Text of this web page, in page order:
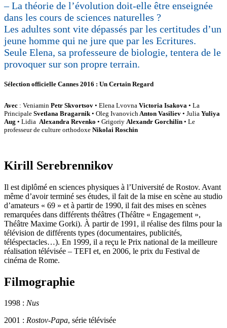
– La théorie de l’évolution doit-elle être enseignée
dans les cours de sciences naturelles ?
Les adultes sont vite dépassés par les certitudes d’un
jeune homme qui ne jure que par les Ecritures.
Seule Elena, sa professeure de biologie, tentera de le
provoquer sur son propre terrain.
Sélection officielle Cannes 2016 : Un Certain Regard
Avec : Veniamin Petr Skvortsov • Elena Lvovna Victoria Isakova • La
Principale Svetlana Bragarnik • Oleg Ivanovich Anton Vasiliev • Julia Yuliya
Aug • Lidia Alexandra Revenko • Grigoriy Alexandr Gorchilin • Le
professeur de culture orthodoxe Nikolai Roschin
Kirill Serebrennikov
Il est diplômé en sciences physiques à l’Université de Rostov. Avant
même d’avoir terminé ses études, il fait de la mise en scène au studio
d’amateurs « 69 » et à partir de 1990, il fait des mises en scènes
remarquées dans différents théâtres (Théâtre « Engagement »,
Théâtre Maxime Gorki). À partir de 1991, il réalise des films pour la
télévision de différents types (documentaires, publicités,
téléspectacles…). En 1999, il a reçu le Prix national de la meilleure
réalisation télévisée – TEFI et, en 2006, le prix du Festival de
cinéma de Rome.
Filmographie
1998 : Nus
2001 : Rostov-Papa, série télévisée